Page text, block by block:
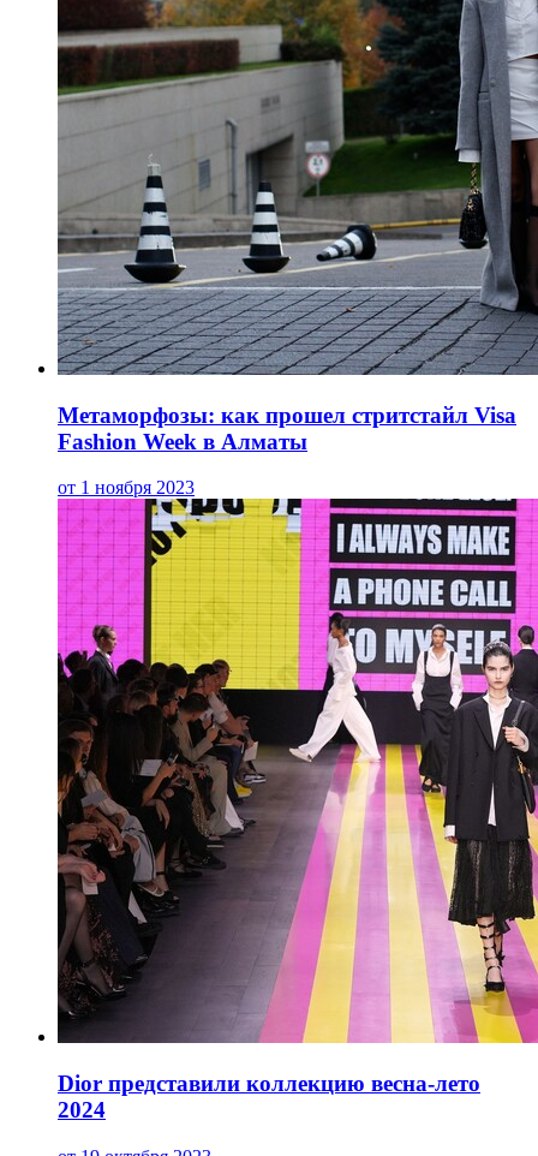
Метаморфозы: как прошел стритстайл Visa
Fashion Week в Алматы
от 1 ноября 2023
Dior представили коллекцию весна-лето
2024